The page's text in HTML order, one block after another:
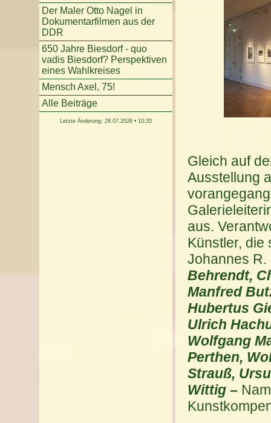
Gleich auf
Ausstellung
aus.
Künstler, die
Johannes
Behrendt,
Manfred
Hubertus
Ulrich
Wolfgang
Perthen,
Strauß,
Wittig –
Der Maler Otto Nagel in
Dokumentarfilmen aus der
DDR
650 Jahre Biesdorf - quo
vadis Biesdorf? Perspektiven
eines Wahlkreises
Mensch Axel, 75!
Alle Beiträge
Letzte Änderung: 28.07.2026 • 10:20